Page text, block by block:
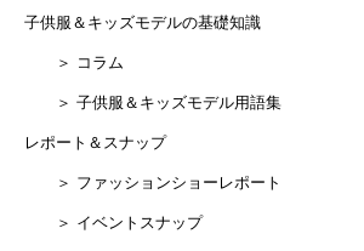
子供服＆キッズモデルの基礎知識
＞ コラム
＞ 子供服＆キッズモデル用語集
レポート＆スナップ
＞ ファッションショーレポート
＞ イベントスナップ